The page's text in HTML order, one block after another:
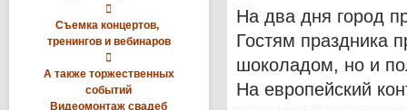

Съемка концертов,
тренингов и вебинаров

А также торжественных
событий
Видеомонтаж свадеб
На два дня город
Гостям праздника
шоколадом, но и
На европейский